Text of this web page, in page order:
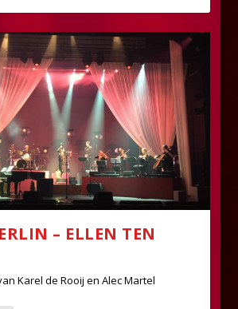
– ELLEN TEN
Karel de Rooij en Alec Martel